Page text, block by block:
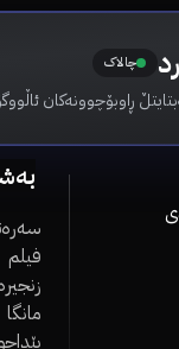
چالاک
ڕاوبۆچوونەکان
فیلم
مانگا